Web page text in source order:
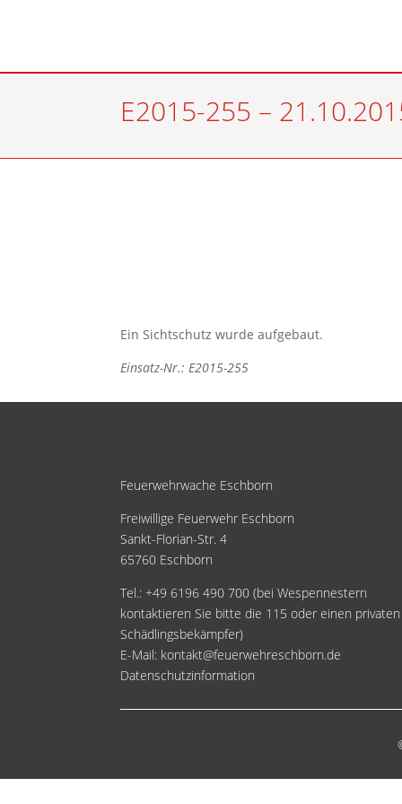
E2015-255 –
Ein Sichtschutz wurde aufgebaut.
Einsatz-Nr.: E2015-255
Feuerwehrwache Eschborn
Freiwillige Feuerwehr Eschborn
Sankt-Florian-Str. 4
65760 Eschborn
Tel.: +49 6196 490 700 (bei Wespennestern
kontaktieren Sie bitte die 115 oder einen privaten
Schädlingsbekämpfer)
E-Mail: kontakt@feuerwehreschborn.de
Datenschutzinformation